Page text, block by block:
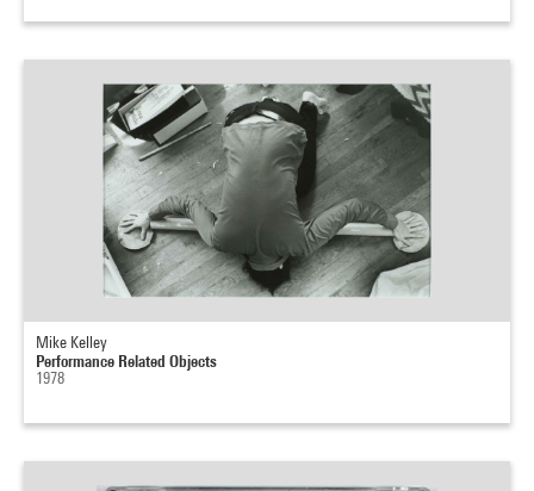
Mike Kelley
Performance Related Objects
1978